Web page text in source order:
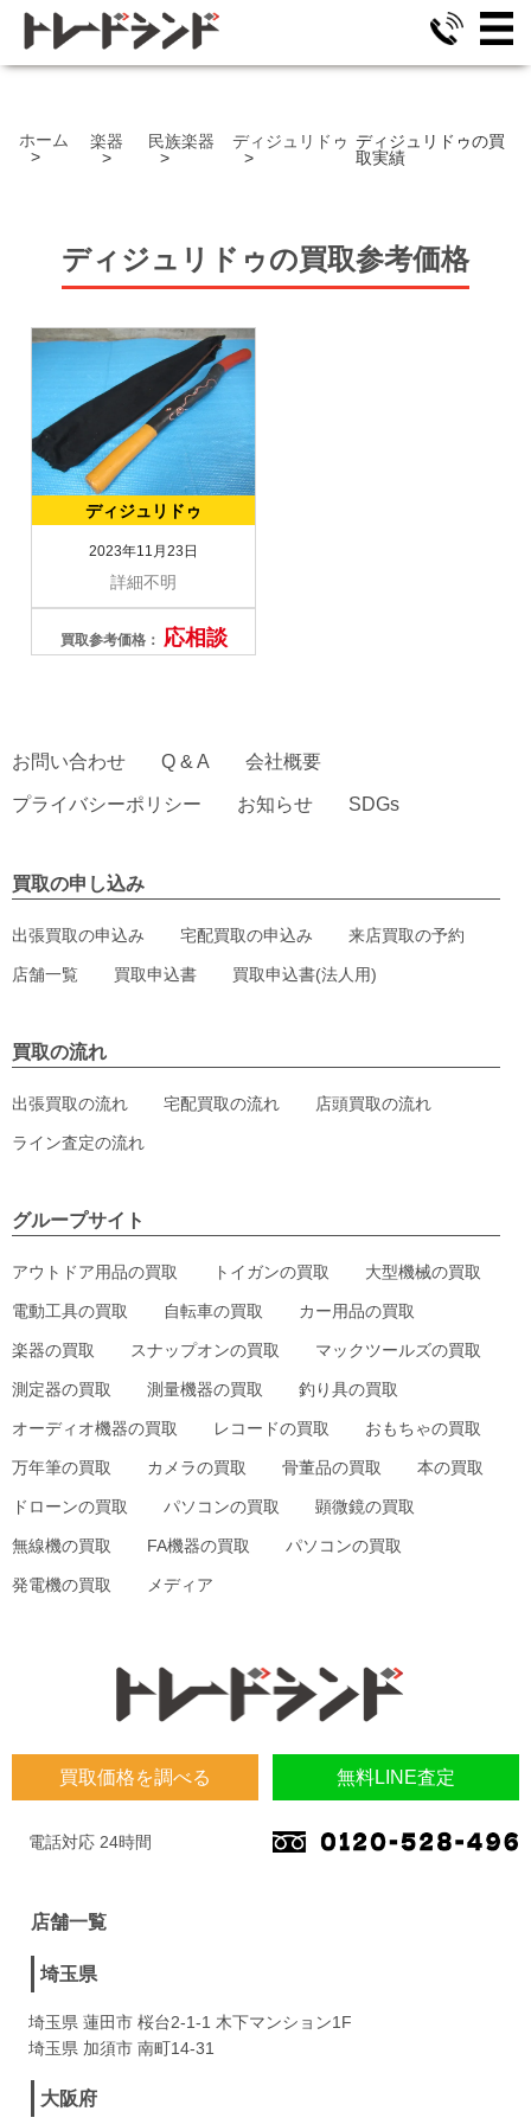
ホーム 楽器 民族楽器 ディジュリドゥ ディジュリドゥの買
取実績
ディジュリドゥの買取参考価格
ディジュリドゥ
2023年11月23日
詳細不明
買取参考価格： 応相談
買取価格を調べる 無料LINE査定
電話対応 24時間
店舗一覧
埼玉県
埼玉県 蓮田市 桜台2-1-1 木下マンション1F
埼玉県 加須市 南町14-31
大阪府
お問い合わせ Q & A 会社概要
プライバシーポリシー お知らせ SDGs
買取の申し込み
出張買取の申込み 宅配買取の申込み 来店買取の予約
店舗一覧 買取申込書 買取申込書(法人用)
買取の流れ
出張買取の流れ 宅配買取の流れ 店頭買取の流れ
ライン査定の流れ
グループサイト
アウトドア用品の買取 トイガンの買取 大型機械の買取
電動工具の買取 自転車の買取 カー用品の買取
楽器の買取 スナップオンの買取 マックツールズの買取
測定器の買取 測量機器の買取 釣り具の買取
オーディオ機器の買取 レコードの買取 おもちゃの買取
万年筆の買取 カメラの買取 骨董品の買取 本の買取
ドローンの買取 パソコンの買取 顕微鏡の買取
無線機の買取 FA機器の買取 パソコンの買取
発電機の買取 メディア